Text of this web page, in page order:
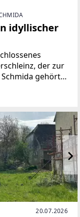
idyllischer
der zur
gehört.
entfernt und
über
20.07.2026